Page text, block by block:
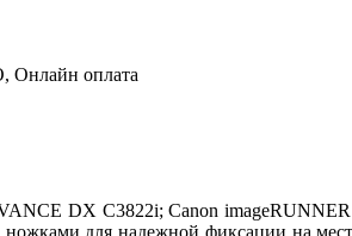
Онлайн оплата
DX C3822i; Canon
для надежной фиксации на